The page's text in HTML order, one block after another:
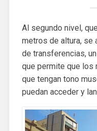
Al segundo nivel,
metros de altura, se
de transferencias,
que permite que los
que tengan tono
puedan acceder y